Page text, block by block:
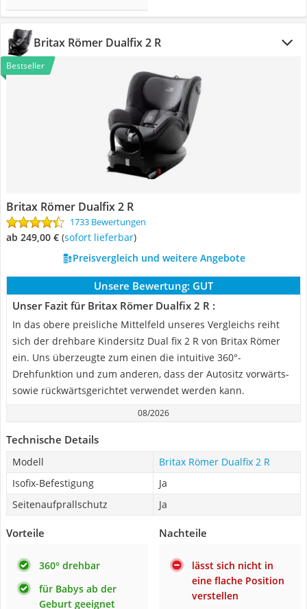
Britax Römer Dualfix 2 R
Bestseller
Britax Römer Dualfix 2 R
1733 Bewertungen
ab 249,00 € ( Sofort lieferbar)
Preisvergleich und weitere Angebote
Unsere Bewertung: GUT
Unser Fazit für Britax Römer Dualfix 2 R :
In das obere preisliche Mittelfeld unseres Vergleichs reiht
sich der drehbare Kindersitz Dual fix 2 R von Britax Römer
ein. Uns überzeugte zum einen die intuitive 360°-
Drehfunktion und zum anderen, dass der Autositz vorwärts-
sowie rückwärtsgerichtet verwendet werden kann.
08/2026
Technische Details
Modell
Britax Römer Dualfix 2 R
Isofix-Befestigung
Ja
Seitenaufprallschutz
Ja
Vorteile
360° drehbar
für Babys ab der
Geburt geeignet
Nachteile
lässt sich nicht in
eine flache Position
verstellen